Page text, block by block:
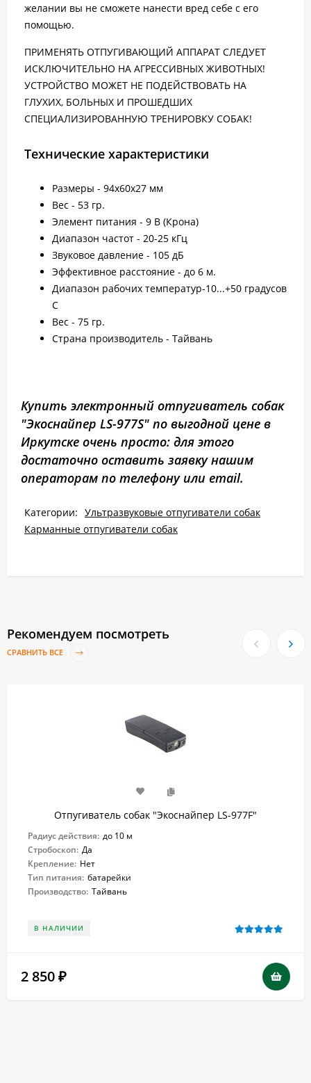
желании вы не сможете нанести вред себе с его
помощью.
ПРИМЕНЯТЬ ОТПУГИВАЮЩИЙ АППАРАТ СЛЕДУЕТ
ИСКЛЮЧИТЕЛЬНО НА АГРЕССИВНЫХ ЖИВОТНЫХ!
УСТРОЙСТВО МОЖЕТ НЕ ПОДЕЙСТВОВАТЬ НА
ГЛУХИХ, БОЛЬНЫХ И ПРОШЕДШИХ
СПЕЦИАЛИЗИРОВАННУЮ ТРЕНИРОВКУ СОБАК!
Технические характеристики
Размеры - 94х60х27 мм
Вес - 53 гр.
Элемент питания - 9 В (Крона)
Диапазон частот - 20-25 кГц
Звуковое давление - 105 дБ
Эффективное расстояние - до 6 м.
Диапазон рабочих температур-10...+50 градусов
С
Вес - 75 гр.
Страна производитель - Тайвань
Купить электронный отпугиватель собак
"Экоснайпер LS-977S" по выгодной цене в
Иркутске очень просто: для этого
достаточно оставить заявку нашим
операторам по телефону или email.
Категории: Ультразвуковые отпугиватели собак
Карманные отпугиватели собак
Рекомендуем посмотреть
СРАВНИТЬ ВСЕ
Отпугиватель собак "Экоснайпер LS-977F"
Радиус действия: до 10 м
Стробоскоп: Да
Крепление: Нет
Тип питания: батарейки
Производство: Тайвань
В НАЛИЧИИ
2 850 ₽